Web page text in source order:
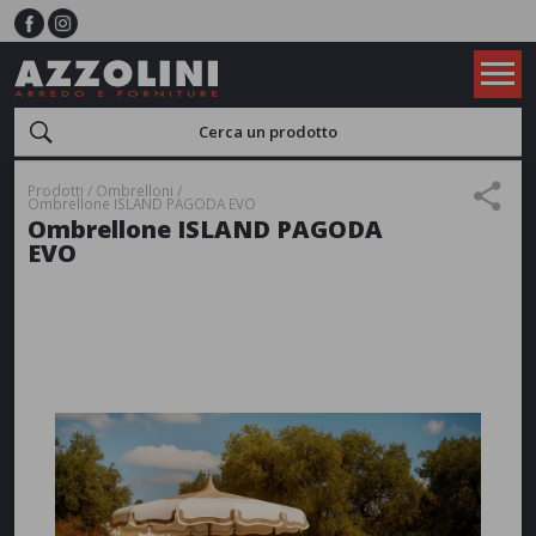
Prodotti Ombrelloni
Ombrellone ISLAND PAGODA EVO
Ombrellone ISLAND PAGODA
EVO